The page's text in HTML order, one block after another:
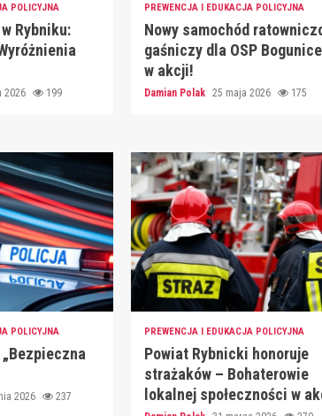
POLICYJNA
Rybniku:
2026 199
PREWENCJA I EDUKACJA POLICYJNA
Nowy samochód
gaśniczy dla OSP
w akcji!
Damian Polak 25 maja 2026 175
POLICYJNA
2026 237
PREWENCJA I EDUKACJA POLICYJNA
Powiat Rybnicki honoruje
strażaków – Bohaterowie
lokalnej społeczności w